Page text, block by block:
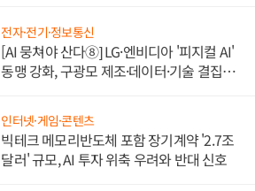
전자·전기·정보통신
[AI 뭉쳐야 산다⑧] LG·엔비디아 '피지컬 AI'
동맹 강화, 구광모 제조·데이터·기술 결집
인터넷·게임·콘텐츠
빅테크 메모리반도체 포함 장기계약 '2.7조
달러' 규모, AI 투자 위축 우려와 반대 신호